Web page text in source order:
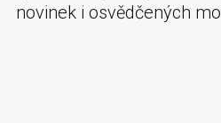
novinek i osvědčených